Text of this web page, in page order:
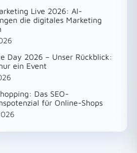
Live 2026: AI-
die digitales Marketing
Day 2026 – Unser Rückblick:
ein Event
Das SEO-
für Online-Shops